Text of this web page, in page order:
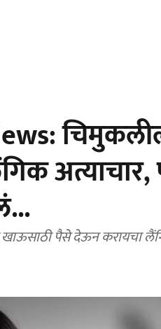
पैसे देऊन करायचा